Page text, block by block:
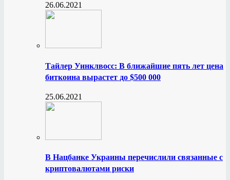
26.06.2021
Тайлер Уинклвосс: В ближайшие пять лет цена
биткоина вырастет до $500 000
25.06.2021
В Нацбанке Украины перечислили связанные с
криптовалютами риски